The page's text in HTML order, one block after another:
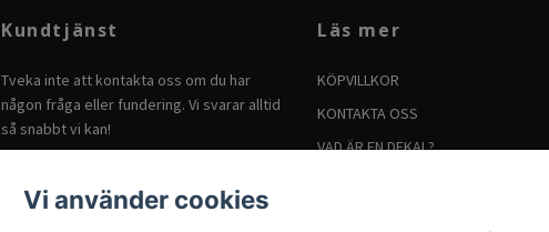
Kundtjänst
Tveka inte att kontakta oss om du har
någon fråga eller fundering. Vi svarar alltid
så snabbt vi kan!
Läs mer
KÖPVILLKOR
KONTAKTA OSS
VAD ÄR EN DEKAL?
Vi använder cookies